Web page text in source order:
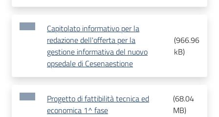
Capitolato informativo per la
redazione dell'offerta per la
gestione informativa del nuovo
opsedale di Cesenaestione
(966.96
kB)
Progetto di fattibilità tecnica ed
economica 1^ fase
(68.04
MB)